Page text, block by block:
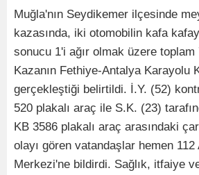
Muğla'nın Seydikemer ilçesinde
kazasında, iki otomobilin kafa
sonucu 1'i ağır olmak üzere toplam
Kazanın Fethiye-Antalya Karayolu
gerçekleştiği belirtildi. İ.Y. (52)
520 plakalı araç ile S.K. (23)
KB 3586 plakalı araç arasındaki
olayı gören vatandaşlar hemen 112
Merkezi'ne bildirdi. Sağlık, itfaiye